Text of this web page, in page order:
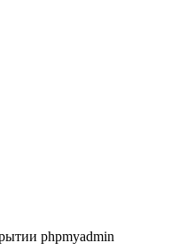
phpmyadmin